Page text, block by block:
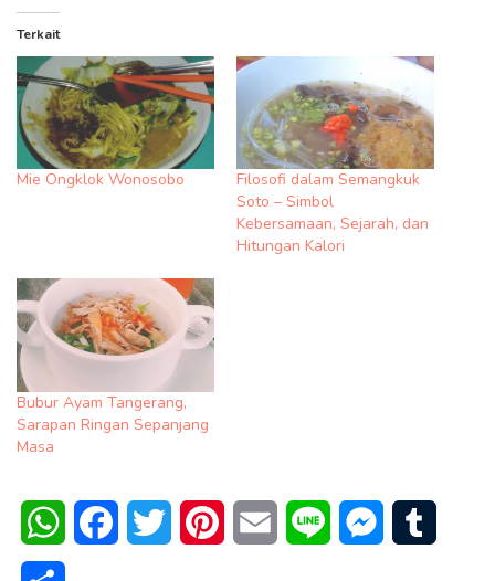
Terkait
Mie Ongklok Wonosobo
Filosofi dalam Semangkuk
Soto – Simbol
Kebersamaan, Sejarah, dan
Hitungan Kalori
Bubur Ayam Tangerang,
Sarapan Ringan Sepanjang
Masa
WhatsAppFacebookTwitter PinterestEmail Line Messenger